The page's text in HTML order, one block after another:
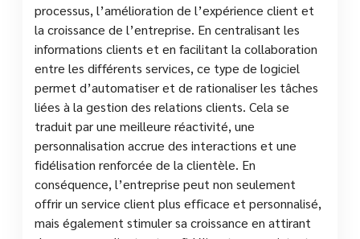
processus, l’amélioration de l’expérience client et
la croissance de l’entreprise. En centralisant les
informations clients et en facilitant la collaboration
entre les différents services, ce type de logiciel
permet d’automatiser et de rationaliser les tâches
liées à la gestion des relations clients. Cela se
traduit par une meilleure réactivité, une
personnalisation accrue des interactions et une
fidélisation renforcée de la clientèle. En
conséquence, l’entreprise peut non seulement
offrir un service client plus efficace et personnalisé,
mais également stimuler sa croissance en attirant